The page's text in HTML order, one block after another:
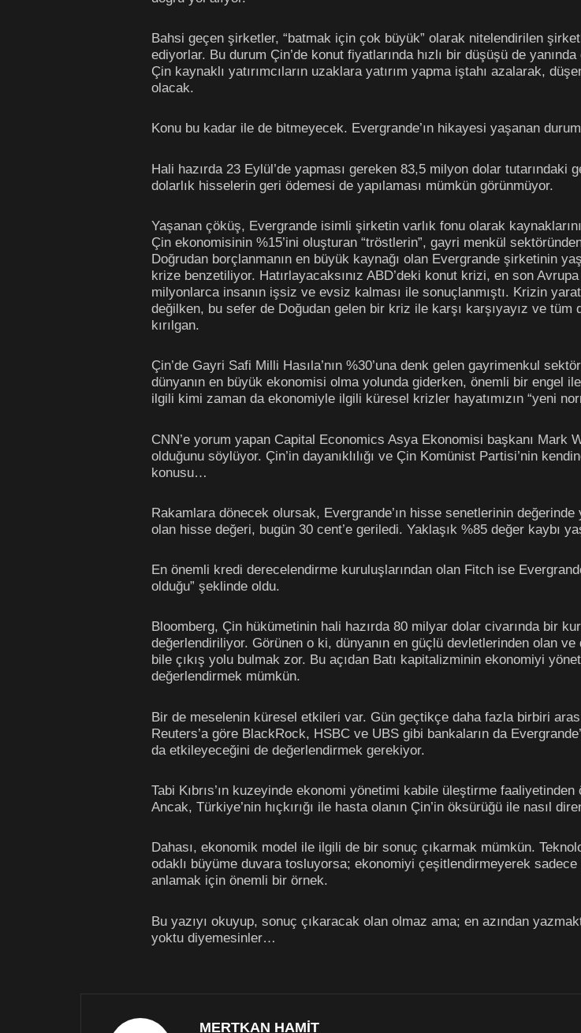
Bahsi geçen şirketler, “batmak için çok büyük” olarak nitelendirilen
ediyorlar. Bu durum Çin’de konut fiyatlarında hızlı bir düşüşü de
Çin kaynaklı yatırımcıların uzaklara yatırım yapma iştahı azalarak,
olacak.
Konu bu kadar ile de bitmeyecek. Evergrande’ın hikayesi yaşanan
Hali hazırda 23 Eylül’de yapması gereken 83,5 milyon dolar
dolarlık hisselerin geri ödemesi de yapılaması mümkün görünmüyor.
Yaşanan çöküş, Evergrande isimli şirketin varlık fonu olarak
Çin ekonomisinin %15’ini oluşturan “tröstlerin”, gayri menkül
Doğrudan borçlanmanın en büyük kaynağı olan Evergrande şirketinin
krize benzetiliyor. Hatırlayacaksınız ABD’deki konut krizi, en son
milyonlarca insanın işsiz ve evsiz kalması ile sonuçlanmıştı. Krizin
değilken, bu sefer de Doğudan gelen bir kriz ile karşı karşıyayız ve
kırılgan.
Çin’de Gayri Safi Milli Hasıla’nın %30’una denk gelen gayrimenkul
dünyanın en büyük ekonomisi olma yolunda giderken, önemli bir engel
ilgili kimi zaman da ekonomiyle ilgili küresel krizler hayatımızın “yeni
CNN’e yorum yapan Capital Economics Asya Ekonomisi başkanı Mark
olduğunu söylüyor. Çin’in dayanıklılığı ve Çin Komünist Partisi’nin
konusu…
Rakamlara dönecek olursak, Evergrande’ın hisse senetlerinin
olan hisse değeri, bugün 30 cent’e geriledi. Yaklaşık %85 değer kaybı
En önemli kredi derecelendirme kuruluşlarından olan Fitch ise
olduğu” şeklinde oldu.
Bloomberg, Çin hükümetinin hali hazırda 80 milyar dolar civarında bir
değerlendiriliyor. Görünen o ki, dünyanın en güçlü devletlerinden olan
bile çıkış yolu bulmak zor. Bu açıdan Batı kapitalizminin ekonomiyi
değerlendirmek mümkün.
Bir de meselenin küresel etkileri var. Gün geçtikçe daha fazla birbiri
Reuters’a göre BlackRock, HSBC ve UBS gibi bankaların da
da etkileyeceğini de değerlendirmek gerekiyor.
Tabi Kıbrıs’ın kuzeyinde ekonomi yönetimi kabile üleştirme
Ancak, Türkiye’nin hıçkırığı ile hasta olanın Çin’in öksürüğü ile nasıl
Dahası, ekonomik model ile ilgili de bir sonuç çıkarmak mümkün.
odaklı büyüme duvara tosluyorsa; ekonomiyi çeşitlendirmeyerek
anlamak için önemli bir örnek.
Bu yazıyı okuyup, sonuç çıkaracak olan olmaz ama; en azından
yoktu diyemesinler…
MERTKAN HAMİT